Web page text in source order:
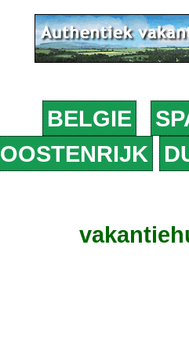
BELGIE
OOSTENRIJK